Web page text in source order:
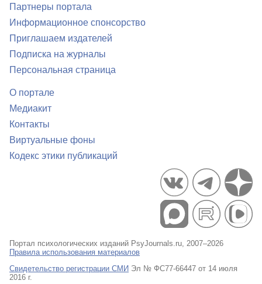
Партнеры портала
Информационное спонсорство
Приглашаем издателей
Подписка на журналы
Персональная страница
О портале
Медиакит
Контакты
Виртуальные фоны
Кодекс этики публикаций
Портал психологических изданий PsyJournals.ru, 2007–2026
Правила использования материалов
Свидетельство регистрации СМИ Эл № ФС77-66447 от 14 июля
2016 г.